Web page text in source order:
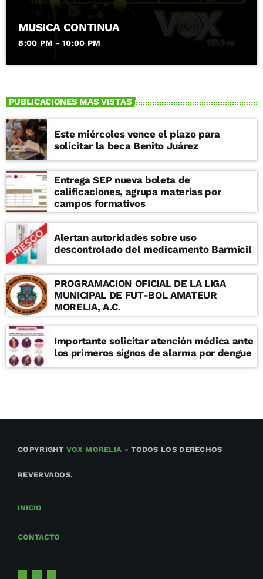
MUSICA CONTINUA
8:00 PM - 10:00 PM
PUBLICACIONES MAS VISTAS
Este miércoles vence el plazo para
solicitar la beca Benito Juárez
Entrega SEP nueva boleta de
calificaciones, agrupa materias por
campos formativos
Alertan autoridades sobre uso
descontrolado del medicamento Barmicil
PROGRAMACION OFICIAL DE LA LIGA
MUNICIPAL DE FUT-BOL AMATEUR
MORELIA, A.C.
Importante solicitar atención médica ante
los primeros signos de alarma por dengue
COPYRIGHTVOX MORELIA - TODOS LOS DERECHOS
REVERVADOS.
INICIO
CONTACTO